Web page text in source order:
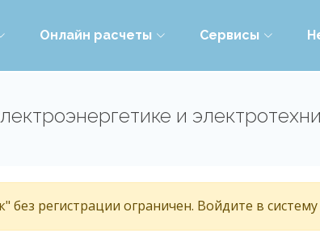
Онлайн расчеты Сервисы
и
без регистрации ограничен. Войдите в систему